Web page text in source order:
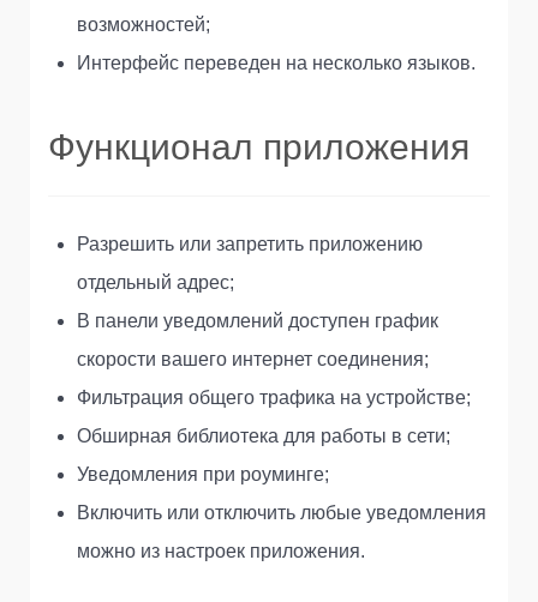
возможностей;
Интерфейс переведен на несколько языков.
Функционал приложения
Разрешить или запретить приложению
отдельный адрес;
В панели уведомлений доступен график
скорости вашего интернет соединения;
Фильтрация общего трафика на устройстве;
Обширная библиотека для работы в сети;
Уведомления при роуминге;
Включить или отключить любые уведомления
можно из настроек приложения.